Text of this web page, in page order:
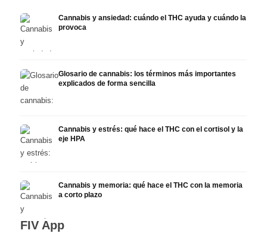
Cannabis y ansiedad: cuándo el THC ayuda y cuándo la
provoca
Glosario de cannabis: los términos más importantes
explicados de forma sencilla
Cannabis y estrés: qué hace el THC con el cortisol y la
eje HPA
Cannabis y memoria: qué hace el THC con la memoria
a corto plazo
FIV App